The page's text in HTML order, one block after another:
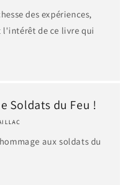
des expériences,
l'intérêt de ce livre qui
Soldats du Feu !
aux soldats du